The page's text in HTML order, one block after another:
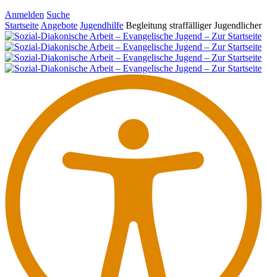
Anmelden Suche
Startseite Angebote Jugendhilfe Begleitung straf­fäl­liger Jugendlicher